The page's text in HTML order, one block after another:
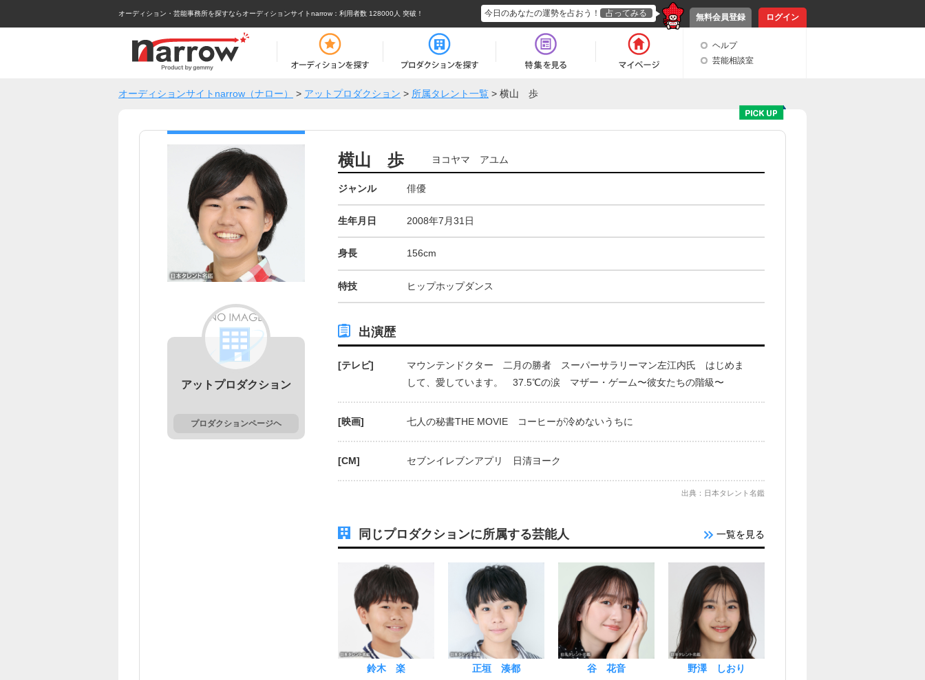
オーディション・芸能事務所を探すならオーディションサイトnarrow ：利用者数 128000人 突破！ 無料会員登録 ログイン
今日のあなたの運勢を占おう！ 占ってみる
ヘルプ
芸能相談室
オーディションサイトnarrow（ナロー） > アットプロダクション > 所属タレント一覧 > 横山 歩
アットプロダクション
プロダクションページヘ
横山 歩 ヨコヤマ アユム
ジャンル 俳優
生年月日 2008年7月31日
身長 156cm
特技 ヒップホップダンス
出演歴
[テレビ]
マウンテンドクター 二月の勝者 スーパーサラリーマン左江内氏 はじめま
して、愛しています。 37.5℃の涙 マザー・ゲーム〜彼女たちの階級〜
[映画] 七人の秘書THE MOVIE コーヒーが冷めないうちに
[CM] セブンイレブンアプリ 日清ヨーク
出典：日本タレント名鑑
同じプロダクションに所属する芸能人 一覧を見る
鈴木 楽 正垣 湊都 谷 花音 野澤 しおり